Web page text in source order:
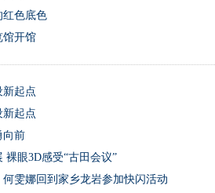
红色底色
馆开馆
新起点
新起点
向前
眼3D感受“古田会议”
雯娜回到家乡龙岩参加快闪活动